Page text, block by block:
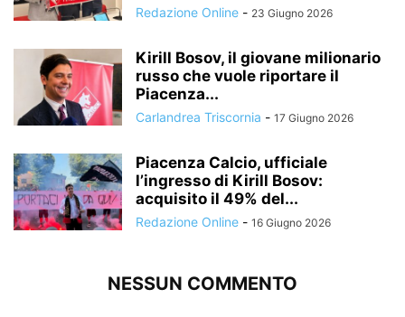
Redazione Online - 23 Giugno 2026
Kirill Bosov, il giovane milionario
russo che vuole riportare il
Piacenza...
Carlandrea Triscornia - 17 Giugno 2026
Piacenza Calcio, ufficiale
l’ingresso di Kirill Bosov:
acquisito il 49% del...
Redazione Online - 16 Giugno 2026
NESSUN COMMENTO